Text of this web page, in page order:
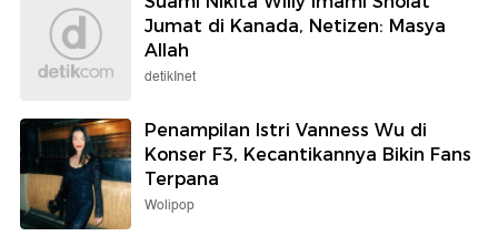
Jumat di Kanada, Netizen: Masya
Allah
detikInet
Penampilan Istri Vanness Wu di
Konser F3, Kecantikannya Bikin Fans
Terpana
Wolipop